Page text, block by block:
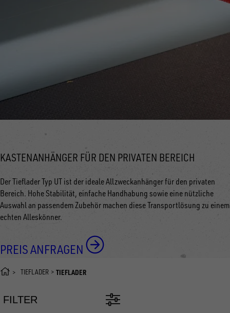
KASTENANHÄNGER FÜR DEN PRIVATEN BEREICH
Der Tieflader Typ UT ist der ideale Allzweckanhänger für den privaten
Bereich. Hohe Stabilität, einfache Handhabung sowie eine nützliche
Auswahl an passendem Zubehör machen diese Transportlösung zu einem
echten Alleskönner.
PREIS ANFRAGEN
TIEFLADER TIEFLADER
FILTER